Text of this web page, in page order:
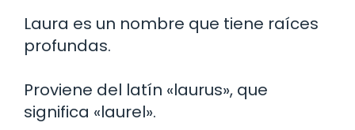
Laura es un nombre que tiene raíces
profundas.
Proviene del latín «laurus», que
significa «laurel».